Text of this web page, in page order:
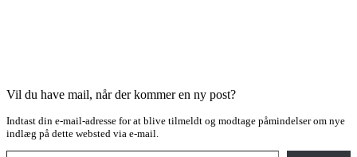
Vil du have mail, når der kommer en ny post?
Indtast din e-mail-adresse for at blive tilmeldt og modtage påmindelser om nye
indlæg på dette websted via e-mail.
Type your email…